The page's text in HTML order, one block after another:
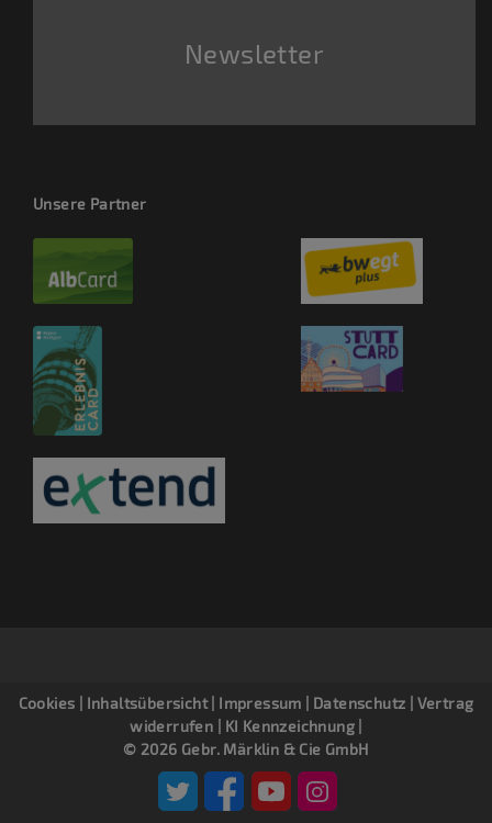
Newsletter
Unsere Partner
Cookies Inhaltsübersicht| Impressum Datenschutz
Vertrag
widerrufen
KI Kennzeichnung|
© 2026 Gebr. Märklin & Cie GmbH